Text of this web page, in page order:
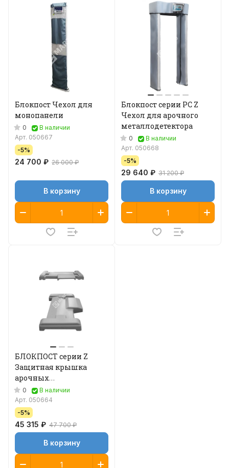
Блокпост Чехол для
монопанели
0
В наличии
Арт. 050667
-5%
24 700 ₽ 26 000 ₽
В корзину
Блокпост серии PC Z
Чехол для арочного
металлодетектора
0
В наличии
Арт. 050668
-5%
29 640 ₽ 31 200 ₽
В корзину
БЛОКПОСТ серии Z
Защитная крышка
арочных
металлодетекторов
0
В наличии
Арт. 050664
-5%
45 315 ₽ 47 700 ₽
В корзину